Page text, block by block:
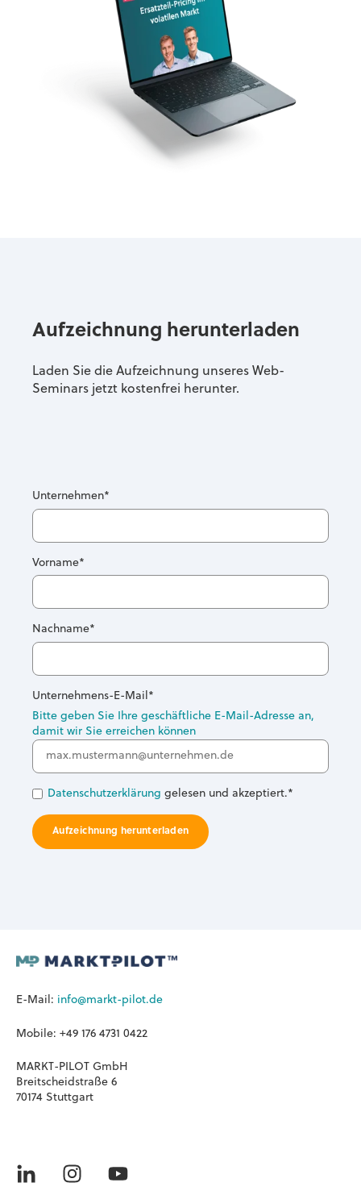
Aufzeichnung herunterladen
Laden Sie die Aufzeichnung unseres Web-
Seminars jetzt kostenfrei herunter.
Unternehmen*
Vorname*
Nachname*
Unternehmens-E-Mail*
Bitte geben Sie Ihre geschäftliche E-Mail-Adresse an,
damit wir Sie erreichen können
Datenschutzerklärung gelesen und akzeptiert.*
E-Mail: info@markt-pilot.de
Mobile: +49 176 4731 0422
MARKT-PILOT GmbH
Breitscheidstraße 6
70174 Stuttgart